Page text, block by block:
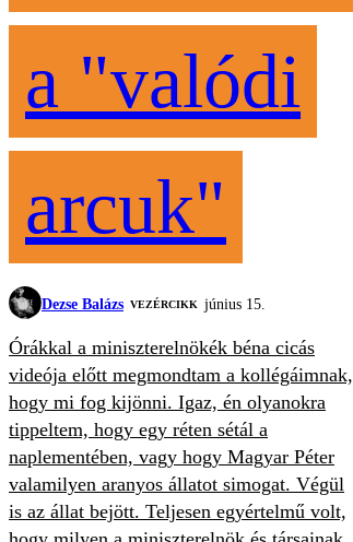
a "valódi
arcuk"
Dezse Balázs VEZÉRCIKK június 15.
Órákkal a miniszterelnökék béna cicás
videója előtt megmondtam a kollégáimnak,
hogy mi fog kijönni. Igaz, én olyanokra
tippeltem, hogy egy réten sétál a
naplementében, vagy hogy Magyar Péter
valamilyen aranyos állatot simogat. Végül
is az állat bejött. Teljesen egyértelmű volt,